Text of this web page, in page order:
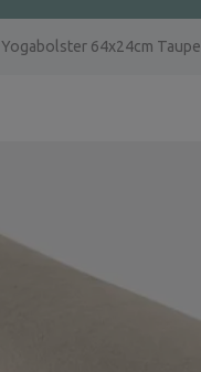
Yogabolster 64x24cm Taupe